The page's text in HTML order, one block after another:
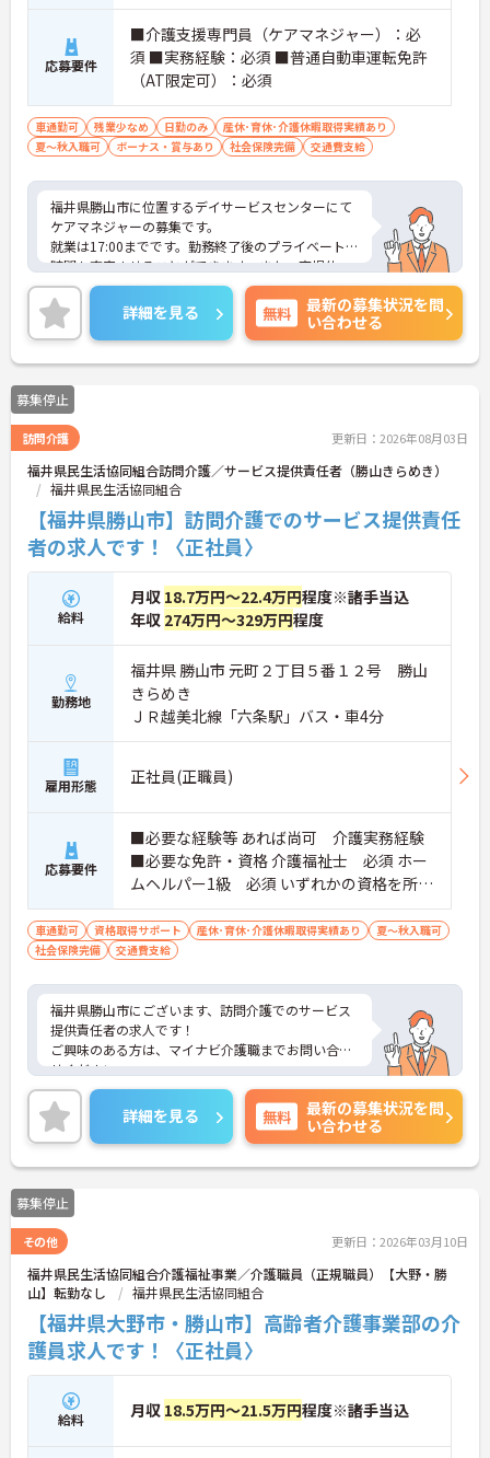
応募要件
■介護支援専門員（ケアマネジャー）：必
須 ■実務経験：必須 ■普通自動車運転免許
（AT限定可）：必須
車通勤可 残業少なめ 日勤のみ
産休･育休･介護休暇取得実績あり
夏～秋入職可
ボーナス・賞与あり 社会保険完備 交通費支給
福井県勝山市に位置するデイサービスセンターにて
ケアマネジャーの募集です。
就業は17:00までです。勤務終了後のプライベートな
時間も充実させることができます。また、育児休
業・介護休業の取得実績もあり、ライフステージが
変化しても安心してお勤めいただける環境です。
ご興味のある方には、面接対策ポイントなど、さら
に詳細をお話しいたしますのでお気軽にご相談くだ
さい！
詳細を見る 無料
最新の募集状況を問
い合わせる
募集停止
訪問介護 更新日：2026年08月03日
福井県民生活協同組合訪問介護／サービス提供責任者（勝山きらめき）
福井県民生活協同組合
【福井県勝山市】訪問介護でのサービス提供責任
者の求人です！〈正社員〉
給料
月収 18.7万円～22.4万円程度※諸手当込
年収 274万円～329万円程度
勤務地
福井県 勝山市 元町２丁目５番１２号 勝山
きらめき
ＪＲ越美北線「六条駅」バス・車4分
雇用形態 正社員(正職員)
応募要件
■必要な経験等 あれば尚可 介護実務経験
■必要な免許・資格 介護福祉士 必須 ホー
ムヘルパー1級 必須 いずれかの資格を所持
で可 普通自動車運転免許 必須（ＡＴ限定
可）
車通勤可 資格取得サポート 産休･育休･介護休暇取得実績あり
夏～秋入職可
社会保険完備
交通費支給
福井県勝山市にございます、訪問介護でのサービス
提供責任者の求人です！
ご興味のある方は、マイナビ介護職までお問い合わ
せください。
詳細を見る 無料
最新の募集状況を問
い合わせる
募集停止
その他 更新日：2026年03月10日
福井県民生活協同組合介護福祉事業／介護職員（正規職員）【大野・勝
山】転勤なし
福井県民生活協同組合
【福井県大野市・勝山市】高齢者介護事業部の介
護員求人です！〈正社員〉
給料 月収 18.5万円～21.5万円程度※諸手当込